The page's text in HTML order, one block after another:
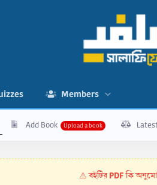
Members
Add Book
⚠️বইটির PDF কি